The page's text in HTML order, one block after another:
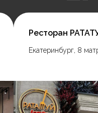
Ресторан
Екатеринбург, 8